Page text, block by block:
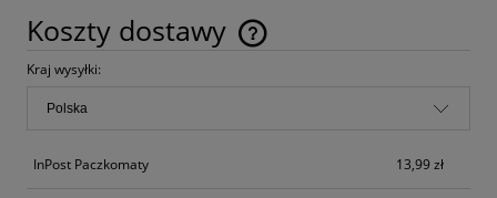
Koszty dostawy
Cena nie zawiera ewentualnych kosztów płatności
Kraj wysyłki:
InPost Paczkomaty 13,99 zł